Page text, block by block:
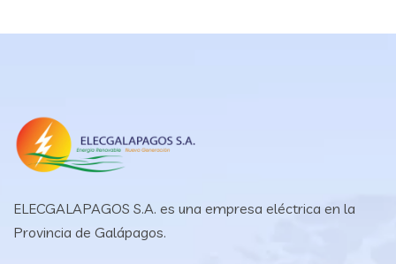
ELECGALAPAGOS S.A. es una empresa eléctrica en la
Provincia de Galápagos.